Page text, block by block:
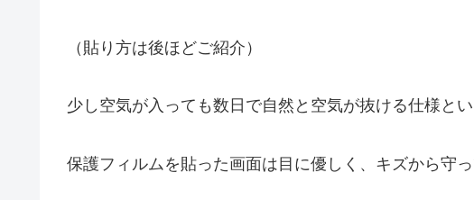
（貼り方は後ほどご紹介）
少し空気が入っても数日で自然と空気が抜ける仕様とい
保護フィルムを貼った画面は目に優しく、キズから守